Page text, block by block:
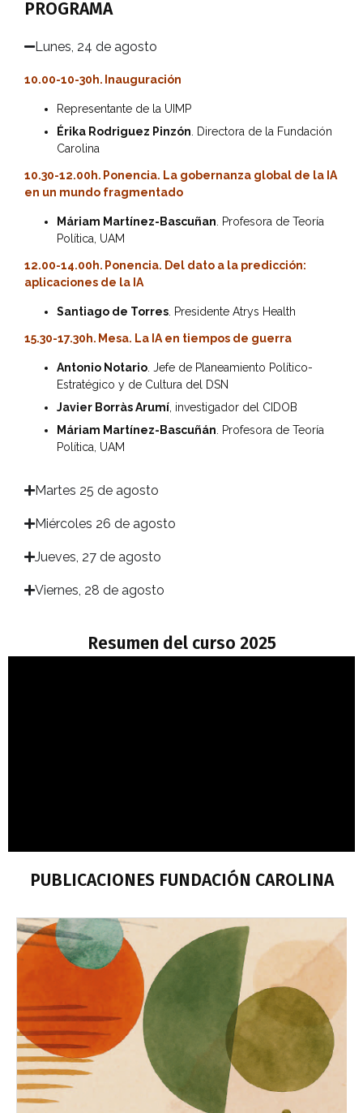
PROGRAMA
Lunes, 24 de agosto
10.00-10-30h. Inauguración
Representante de la UIMP
Érika Rodriguez Pinzón . Directora de la Fundación
Carolina
10.30-12.00h. Ponencia. La gobernanza global de la IA
en un mundo fragmentado
Máriam Martínez-Bascuñan . Profesora de Teoría
Política, UAM
12.00-14.00h. Ponencia. Del dato a la predicción:
aplicaciones de la IA
Santiago de Torres . Presidente Atrys Health
15.30-17.30h. Mesa. La IA en tiempos de guerra
Antonio Notario . Jefe de Planeamiento Político-
Estratégico y de Cultura del DSN
Javier Borràs Arumí , investigador del CIDOB
Máriam Martínez-Bascuñán . Profesora de Teoría
Política, UAM
Martes 25 de agosto
Miércoles 26 de agosto
Jueves, 27 de agosto
Viernes, 28 de agosto
Resumen del curso 2025
PUBLICACIONES FUNDACIÓN CAROLINA